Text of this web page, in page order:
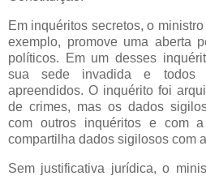
Em inquéritos secretos, o
exemplo, promove uma aberta
políticos. Em um desses
sua sede invadida e todos
apreendidos. O inquérito foi
de crimes, mas os dados
com outros inquéritos e com
compartilha dados sigilosos com
Sem justificativa jurídica, o